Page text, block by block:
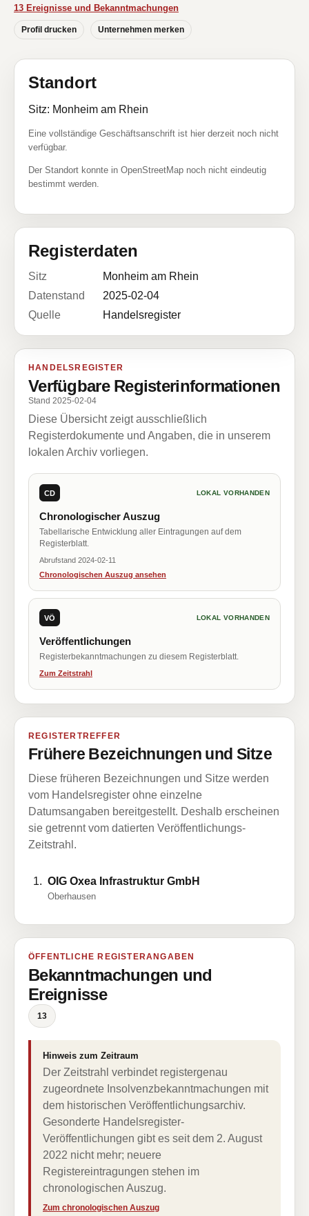
13 Ereignisse und Bekanntmachungen
Profil drucken Unternehmen merken
Standort
Sitz: Monheim am Rhein
Eine vollständige Geschäftsanschrift ist hier derzeit noch nicht
verfügbar.
Der Standort konnte in OpenStreetMap noch nicht eindeutig
bestimmt werden.
Registerdaten
Sitz
Monheim am Rhein
Datenstand
2025-02-04
Quelle
Handelsregister
HANDELSREGISTER
Verfügbare Registerinformationen
Stand 2025-02-04
Diese Übersicht zeigt ausschließlich
Registerdokumente und Angaben, die in unserem
lokalen Archiv vorliegen.
CD LOKAL VORHANDEN
Chronologischer Auszug
Tabellarische Entwicklung aller Eintragungen auf dem
Registerblatt.
Abrufstand 2024-02-11
Chronologischen Auszug ansehen
VÖ LOKAL VORHANDEN
Veröffentlichungen
Registerbekanntmachungen zu diesem Registerblatt.
Zum Zeitstrahl
REGISTERTREFFER
Frühere Bezeichnungen und Sitze
Diese früheren Bezeichnungen und Sitze werden
vom Handelsregister ohne einzelne
Datumsangaben bereitgestellt. Deshalb erscheinen
sie getrennt vom datierten Veröffentlichungs-
Zeitstrahl.
OIG Oxea Infrastruktur GmbH
Oberhausen
ÖFFENTLICHE REGISTERANGABEN
Bekanntmachungen und
Ereignisse
13
Hinweis zum Zeitraum
Der Zeitstrahl verbindet registergenau
zugeordnete Insolvenzbekanntmachungen mit
dem historischen Veröffentlichungsarchiv.
Gesonderte Handelsregister-
Veröffentlichungen gibt es seit dem 2. August
2022 nicht mehr; neuere
Registereintragungen stehen im
chronologischen Auszug.
Zum chronologischen Auszug